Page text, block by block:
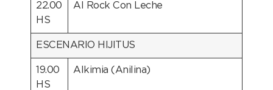
22.00
HS
Al Rock Con Leche
ESCENARIO HIJITUS
19.00
HS
Alkimia (Anilina)